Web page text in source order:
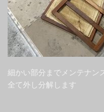
細かい部分までメンテナン
全て外し分解します